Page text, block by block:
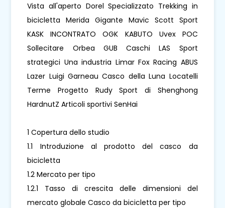
Vista all'aperto Dorel Specializzato Trekking in
bicicletta Merida Gigante Mavic Scott Sport
KASK INCONTRATO OGK KABUTO Uvex POC
Sollecitare Orbea GUB Caschi LAS Sport
strategici Una industria Limar Fox Racing ABUS
Lazer Luigi Garneau Casco della Luna Locatelli
Terme Progetto Rudy Sport di Shenghong
HardnutZ Articoli sportivi SenHai
1 Copertura dello studio
1.1 Introduzione al prodotto del casco da
bicicletta
1.2 Mercato per tipo
1.2.1 Tasso di crescita delle dimensioni del
mercato globale Casco da bicicletta per tipo